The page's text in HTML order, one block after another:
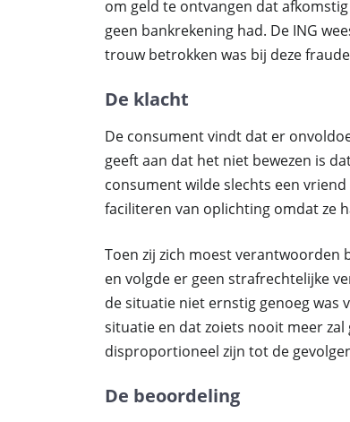
om geld te ontvangen dat
geen bankrekening had. De ING
trouw betrokken was bij deze
De klacht
De consument vindt dat er
geeft aan dat het niet bewezen is
consument wilde slechts een
faciliteren van oplichting omdat ze
Toen zij zich moest verantwoorden
en volgde er geen strafrechtelijke
de situatie niet ernstig genoeg was
situatie en dat zoiets nooit meer
disproportioneel zijn tot de
De beoordeling